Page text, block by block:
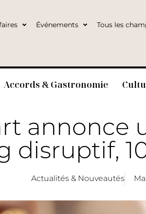
Événements Tous les
Accords & Gastronomie
annonce
disruptif,
Actualités & Nouveautés